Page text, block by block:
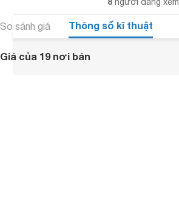
So sánh giá Thông số kĩ thuật
Giá của 19 nơi bán